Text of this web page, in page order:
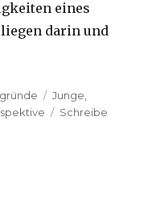
eines
darin und
Schlagwörter
Junge
Schreibe